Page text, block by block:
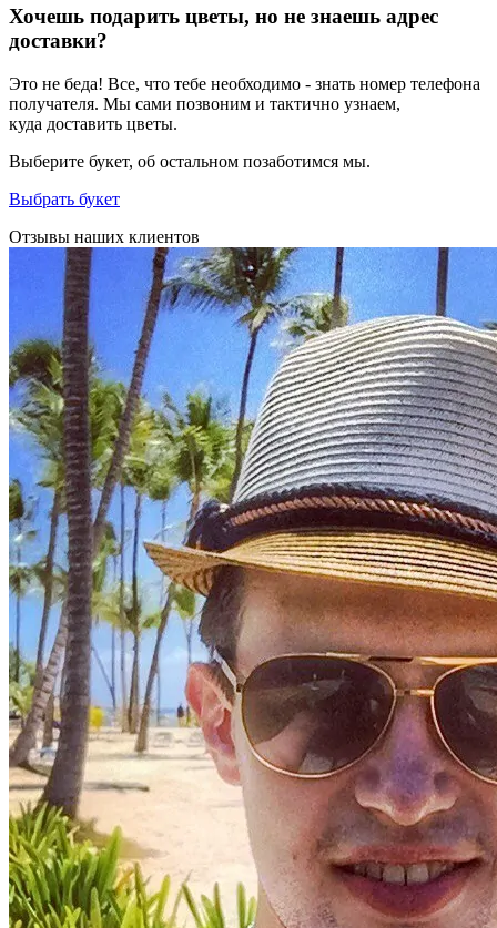
Хочешь подарить цветы, но не знаешь адрес
доставки?
Это не беда! Все, что тебе необходимо - знать номер телефона
получателя. Мы сами позвоним и тактично узнаем,
куда доставить цветы.
Выберите букет, об остальном позаботимся мы.
Выбрать букет
Отзывы наших клиентов